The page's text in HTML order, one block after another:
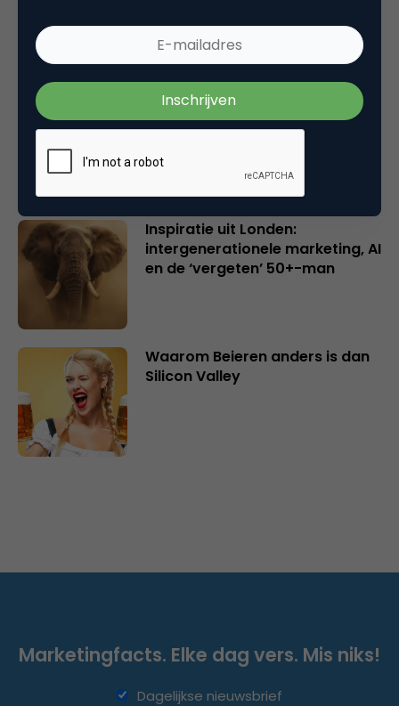
Creatieve sector als aanjager
van innovatie en ontsluiter en
belangrijker en urgenter dan
Inspiratie uit Londen:
intergenerationele marketing, AI
en de ‘vergeten’ 50+-man
Waarom Beieren anders is dan
Silicon Valley
Marketingfacts. Elke dag vers. Mis niks!
Dagelijkse nieuwsbrief